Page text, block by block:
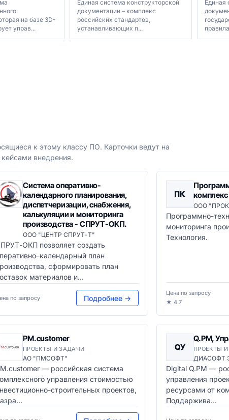
на базе 3D-
управ...
Единая система конструкторской
документации – комплекс
российских стандартов,
устанавливающих п...
Единая
к этому классу ПО. Карточки ведут на
внедрения.
Система оперативно-
календарного планирования,
диспетчеризации, снабжения,
калькуляции и мониторинга
производства - СПРУТ-ОКП.
ООО "ЦЕНТР СПРУТ-Т"
ОКП позволяет создать
план
сформировать план
материалов и...
по запросу Подробнее →
ПК
ООО
Программно-
мониторинга
Технология.
Цена по запросу
★ 4.7
PM.customer
ПРОЕКТЫ И ЗАДАЧИ
АО "ПМСОФТ"
— российская система
управления стоимостью
строительных проектов,
QУ
Q.PM,
ПРОЕКТЫ
ДИАСОФТ
Digital Q.PM —
управления
ресурсами от
Поддержива...